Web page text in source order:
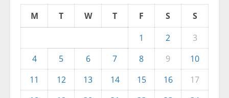
M T W T F S
S
1
2
3
4
5 6 7 8 9
10
11
12 13 14 15 16
17